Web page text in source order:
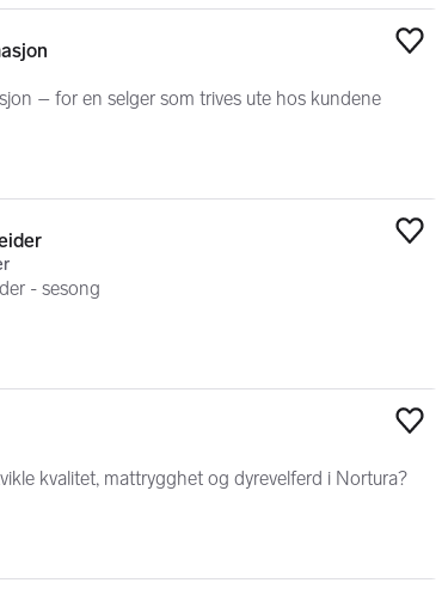
– for en selger som trives ute hos kundene
Produksjonsmedarbeider - sesong
kvalitet, mattrygghet og dyrevelferd i Nortura?